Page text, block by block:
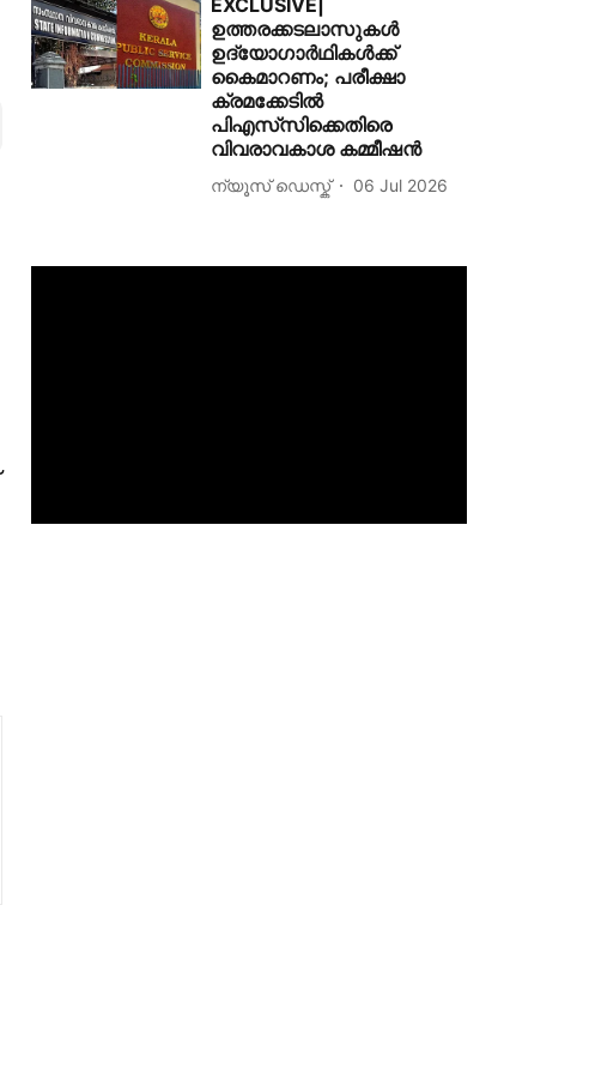
EXCLUSIVE|
ഉത്തരക്കടലാസുകള്‍
ഉദ്യോഗാര്‍ഥികള്‍ക്ക്
കൈമാറണം; പരീക്ഷാ
ക്രമക്കേടിൽ
പിഎസ്‌സിക്കെതിരെ
വിവരാവകാശ കമ്മീഷന്‍
ന്യൂസ് ഡെസ്ക് 06 Jul 2026